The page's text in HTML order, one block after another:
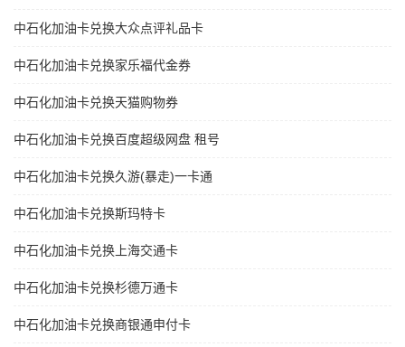
中石化加油卡兑换大众点评礼品卡
中石化加油卡兑换家乐福代金券
中石化加油卡兑换天猫购物券
中石化加油卡兑换百度超级网盘 租号
中石化加油卡兑换久游(暴走)一卡通
中石化加油卡兑换斯玛特卡
中石化加油卡兑换上海交通卡
中石化加油卡兑换杉德万通卡
中石化加油卡兑换商银通申付卡